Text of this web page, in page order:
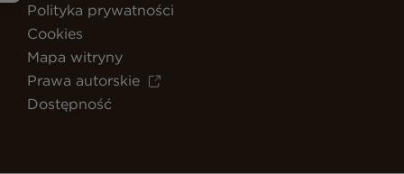
Polityka prywatności
Cookies
Mapa witryny
Prawa autorskie
Dostępność